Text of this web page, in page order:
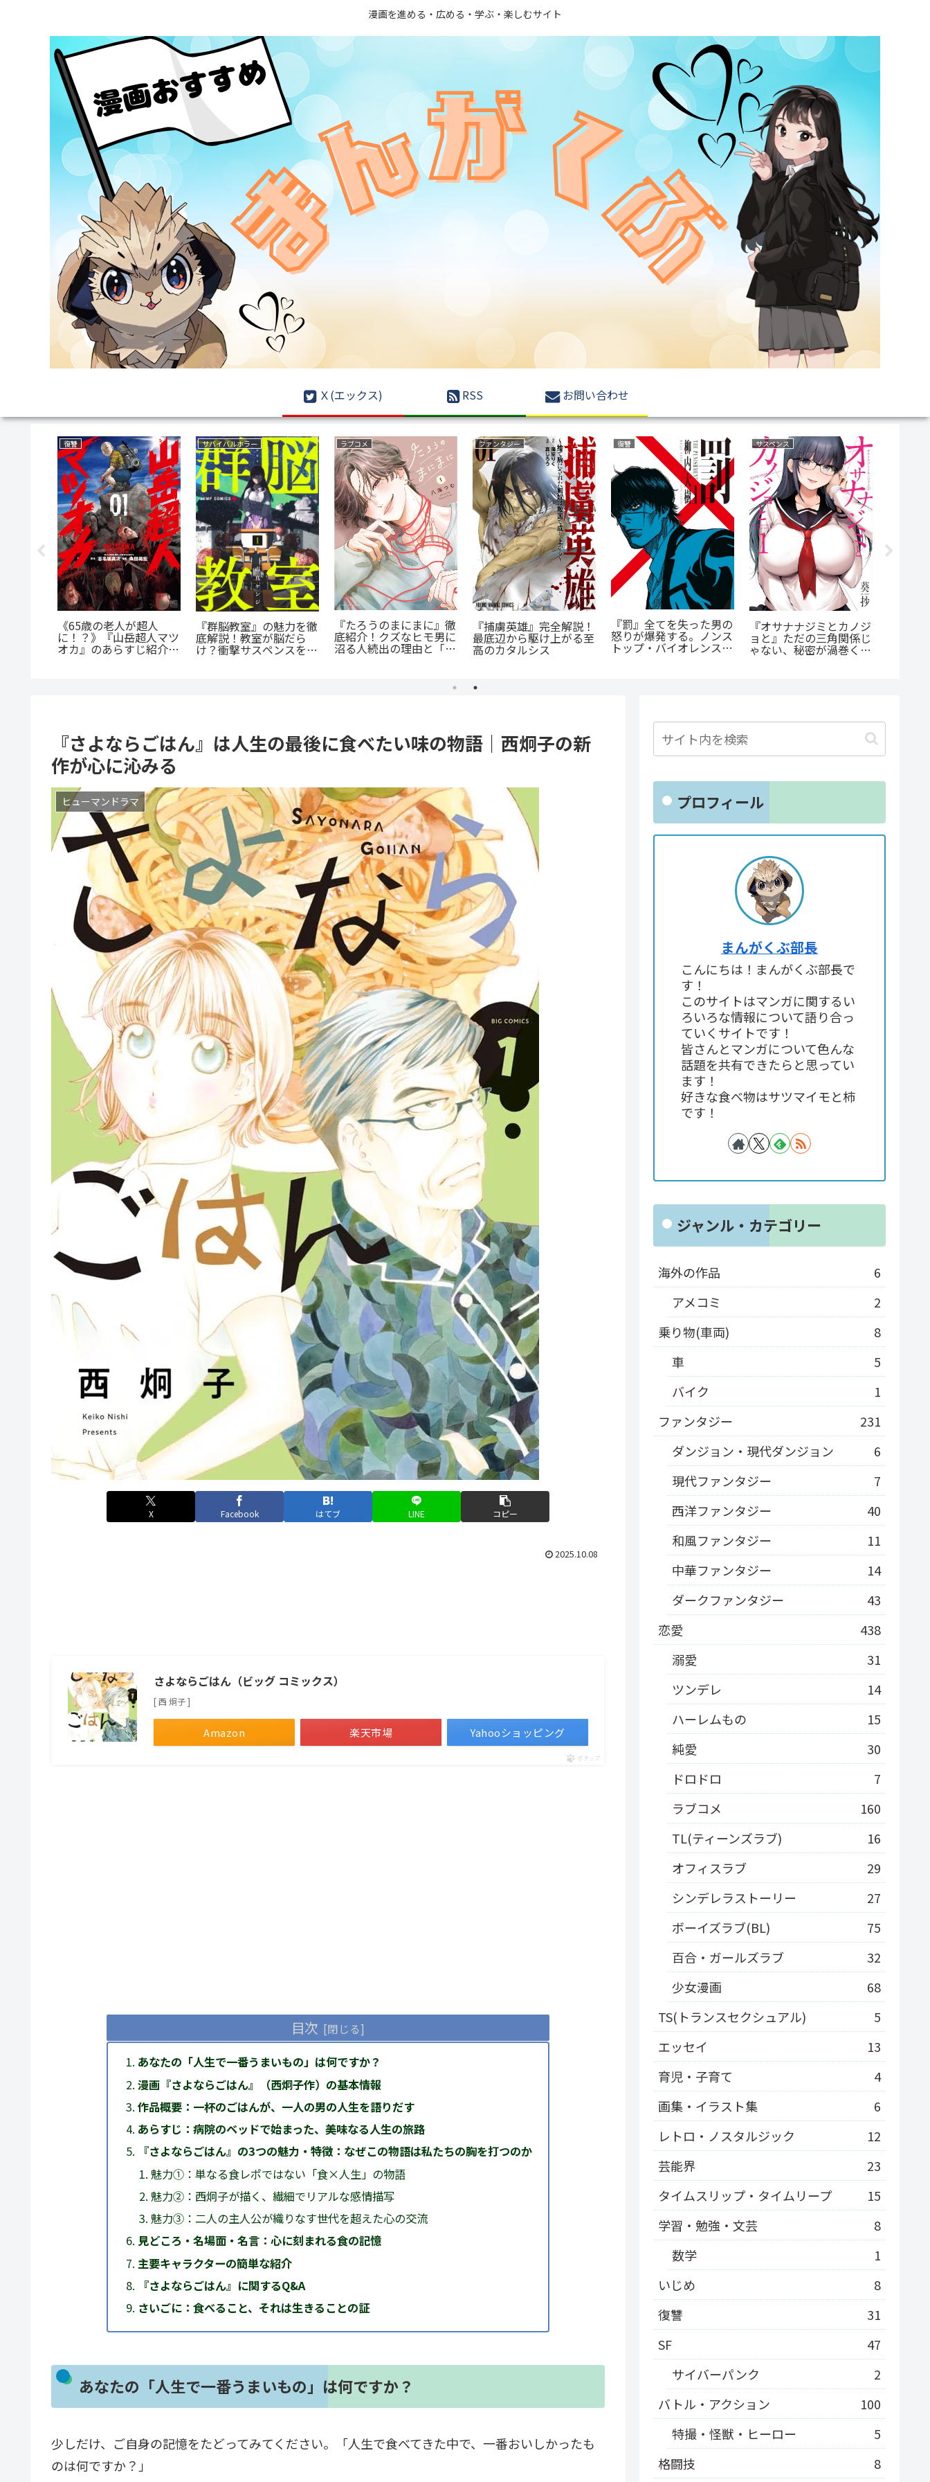
漫画を進める・広める・学ぶ・楽しむサイト
Ｘ(エックス) RSS お問い合わせ
ミステリー
『幼児A』5歳の殺人
犯、その瞳の奥に潜む闇
とは？ 衝撃作を徹底解
ファンタジー
あの感動をもう一度！
『D・N・ANGEL』正統
続編『DDNAngels』の
恋愛
公私で変わる凄まじいギ
ャップ『志乃と恋』のあ
らすじ徹底紹介！甘くて
異世界もの(転生・転移・成り上がり・異世界ファンタジー)
「花言葉」と連携する転
生ファンタジー：『君に
贈るキヅタ』完全解説
育児・子育て
蒼井まもる『ふつうの女
の子』レビュー。母とし
ての葛藤と、娘の成長に
野球
『斜陽に恋う』憧れの先
輩が恋したのは「弟の彼
氏」だった…？切なすぎ
る青春BL
『さよならごはん』は人生の最後に食べたい味の物語｜西炯子の新
作が心に沁みる
ヒューマンドラマ
X Facebook はてブ LINE コピー
2025.10.08
さよならごはん（ビッグ コミックス）
[ 西 炯子 ]
Amazon 楽天市場 Yahooショッピング
ポチップ
目次
あなたの「人生で一番うまいもの」は何ですか？
漫画『さよならごはん』（西炯子作）の基本情報
作品概要：一杯のごはんが、一人の男の人生を語りだす
あらすじ：病院のベッドで始まった、美味なる人生の旅路
『さよならごはん』の3つの魅力・特徴：なぜこの物語は私たちの胸を打つのか
魅力①：単なる食レポではない「食×人生」の物語
魅力②：西炯子が描く、繊細でリアルな感情描写
魅力③：二人の主人公が織りなす世代を超えた心の交流
見どころ・名場面・名言：心に刻まれる食の記憶
主要キャラクターの簡単な紹介
『さよならごはん』に関するQ&A
さいごに：食べること、それは生きることの証
あなたの「人生で一番うまいもの」は何ですか？
少しだけ、ご自身の記憶をたどってみてください。「人生で食べてきた中で、一番おいしかったも
のは何ですか？」
プロフィール
まんがくぶ部長
こんにちは！まんがくぶ部長で
す！
このサイトはマンガに関するい
ろいろな情報について語り合っ
ていくサイトです！
皆さんとマンガについて色んな
話題を共有できたらと思ってい
ます！
好きな食べ物はサツマイモと柿
です！
ジャンル・カテゴリー
海外の作品
6
アメコミ
2
乗り物(車両)
8
車
5
バイク
1
ファンタジー
231
ダンジョン・現代ダンジョン
6
現代ファンタジー
7
西洋ファンタジー
40
和風ファンタジー
11
中華ファンタジー
14
ダークファンタジー
43
恋愛
438
溺愛
31
ツンデレ
14
ハーレムもの
15
純愛
30
ドロドロ
7
ラブコメ
160
TL(ティーンズラブ)
16
オフィスラブ
29
シンデレラストーリー
27
ボーイズラブ(BL)
75
百合・ガールズラブ
32
少女漫画
68
TS(トランスセクシュアル)
5
エッセイ
13
育児・子育て
4
画集・イラスト集
6
レトロ・ノスタルジック
12
芸能界
23
タイムスリップ・タイムリープ
15
学習・勉強・文芸
8
数学
1
いじめ
8
復讐
31
SF
47
サイバーパンク
2
バトル・アクション
100
特撮・怪獣・ヒーロー
5
格闘技
8